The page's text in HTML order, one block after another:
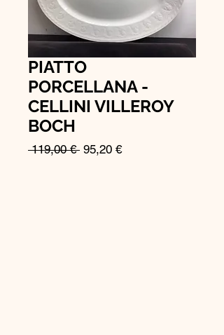
PIATTO
PORCELLANA -
CELLINI VILLEROY
BOCH
119,00 € Prezzo
95,20 €Prezzo